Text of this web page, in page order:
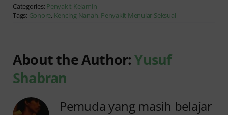
Categories: Penyakit Kelamin
Tags: Gonore, Kencing Nanah, Penyakit Menular Seksual
About the Author:Yusuf
Shabran
Pemuda yang masih belajar